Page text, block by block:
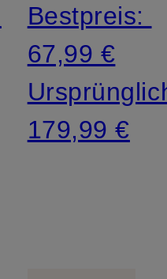
Bestpreis:
67,99 €
179,99 €